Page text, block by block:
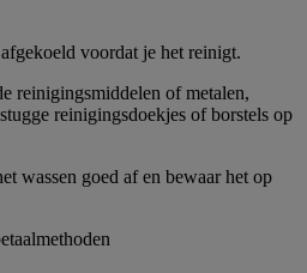
voordat je het reinigt.
reinigingsmiddelen of metalen,
reinigingsdoekjes of borstels op
wassen goed af en bewaar het op